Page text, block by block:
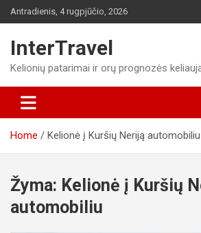
Skip
to
Antradienis, 4 rugpjūčio, 2026
InterTravel
Kelionių patarimai ir orų prognozės
Home Kelionė į Kuršių Neriją automobiliu
Žyma: Kelionė į Kuršių
automobiliu